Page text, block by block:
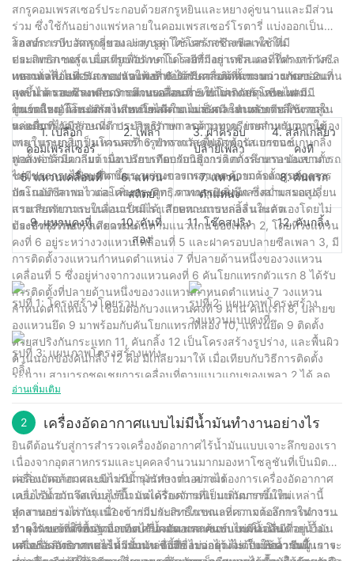
สกรูคอมเพรสเซอร์ประกอบด้วยสกรูหยินและหยางคู่ขนานและมีส่วน
ร่วม ซึ่งใช้กันอย่างแพร่หลายในคอมเพรสเซอร์โรตารี่ แบ่งออกเป็น
สองประเภท: สกรูเดี่ยวและสกรูคู่ โครงสร้างซีลเพลาใช้ใน
คอมเพรสเซอร์แบบสกรูเพื่อรักษาโครงสร้างการซีล และโครงสร้างซีล
เพลาทั่วไปไม่สามารถปรับให้เข้ากับการเคลื่อนที่ตามแนวแกนของแกน
เพลาได้ และแรงเสียดทานแบบเลื่อนภายในโครงสร้างซีลเพลามี
ขนาดใหญ่ โครงสร้างเสียหายได้ง่าย ไม่สะดวกสำหรับการใช้งานใน
ระยะยาว
โฮสต์การบีบอัดสกรูของ Jinyuan ใช้โครงสร้างซีลเพลาที่มี
ประสิทธิภาพสูง เมื่อเทียบกับเทคโนโลยีที่มีอยู่ แหวนคงที่ที่ทำจากวัสดุ
ทองแดงฟอสฟอรัส ทองแดงฟอสฟอรัสมีความต้านทานการกัดกร่อนที่
สูงขึ้น ความต้านทานการสึกหรอ ผลกระทบไม่เกิดประกายไฟ มี
ศูนย์กลางอัตโนมัติ สามารถโหลดในแนวรัศมี ในเวลาเดียวกัน การ
หล่อลื่นที่ไม่มีลักษณะการบำรุงรักษา ลดความเครียดตามแนวแกนของ
เพลา แกนกลิ้งเป็นโครงสร้างรูปทรงและพื้นผิวด้านนอกของแกนกลิ้ง
ถูกตั้งค่าด้วยเกลียว เมื่อเปรียบเทียบกับวิธีการติดตั้งระนาบ มันสามารถ
ชดเชยการเคลื่อนที่ตามแนวแกนของเพลา ลดความต้องการของการ
ประกอบซีลเพลา และเพิ่มประสิทธิภาพการปิดผนึก ซึ่งสามารถเปลี่ยน
แรงเสียดทานแบบเลื่อนเป็นแรงเสียดทานแบบกลิ้ง และลด
ประสิทธิภาพแรงเสียดทาน
แหวนเคลื่อนที่ 5 และแหวนคงที่ 6 ได้รับการติดตั้งระหว่างเพลา 2
และฝาครอบซีลเพลา 3 แหวนเคลื่อนที่ 5 ทำจากวัสดุโลหะผสม
ไทเทเนียม โลหะผสมไทเทเนียมมีความแข็งและทนต่อการสึกหรอสูง
และมีการกัดกร่อนที่ดี ประสิทธิภาพการต้านทาน ง่ายสำหรับการใช้
งานในระยะยาว แหวนคงที่ 6 ทำจากวัสดุฟอสฟอรัส บรอนซ์
ฟอสฟอรัสมีความต้านทานการกัดกร่อนสูงกว่า การสึกหรอของขาตั้ง
ไม่มีประกายไฟจะเกิดขึ้นระหว่างการกระแทก ด้วยการตั้งศูนย์กลาง
อัตโนมัติ ความไวต่อโครงกระดูก , ความจุแบริ่งเพลาสม่ำเสมอสูง,
สามารถรับภาระในแนวรัศมีได้, ลักษณะการหล่อลื่นในตัวเองโดยไม่
ต้องบำรุงรักษา, ลดความเค้นตามแนวแกนของเพลา 2, โดยที่วงแหวน
คงที่ 6 อยู่ระหว่างวงแหวนเคลื่อนที่ 5 และฝาครอบปลายซีลเพลา 3, มี
การติดตั้งวงแหวนกำหนดตำแหน่ง 7 ที่ปลายด้านหนึ่งของวงแหวน
เคลื่อนที่ 5 ซึ่งอยู่ห่างจากวงแหวนคงที่ 6 คันโยกแทรกตัวแรก 8 ได้รับ
การติดตั้งที่ปลายด้านหนึ่งของวงแหวนกำหนดตำแหน่ง 7 วงแหวน
กำหนดตำแหน่ง 7 เชื่อมต่อกับวงแหวนคงที่ 9 ผ่าน คันแรก 8, ปลายข
องแหวนยึด 9 มาพร้อมกับคันโยกแทรกที่สอง 10, แหวนยึด 9 ติดตั้ง
ด้วยสปริงกันกระแทก 11, คันกลิ้ง 12 เป็นโครงสร้างรูปร่าง, และพื้นผิว
ด้านนอกของคันกลิ้ง 12 คือ มีเกลียวมาให้ เมื่อเทียบกับวิธีการติดตั้ง
ระนาบ สามารถชดเชยการเคลื่อนที่ตามแนวแกนของเพลา 2 ได้ ลด
ข้อกำหนดในการประกอบซีลเพลา ขณะเดียวกันก็เพิ่มประสิทธิภาพ
การซีลให้แข็งแกร่งขึ้น
1. เปลือก
คอมเพรสเซอร์
2. เพลา
3. ฝาครอบ
ปลายเพลา
4. สลักเกลียว
คงที่
5. แหวนเคลื่อนที่
6. แหวน
สถิตย์
7. แหวน
ตำแหน่ง
8. คันแรก
9. แหวนคงที่
10. คันที่
สอง
11. โช๊คสปริง 12. คันกลิ้ง
รูปที่ 1: โครงสร้างโดยรวม
รูปที่ 2: แผนภาพโครงสร้าง
วงแหวนแบบคงที่
รูปที่ 3: แผนภาพโครงสร้างแท่ง
กลิ้ง
อ่านเพิ่มเติม
2 เครื่องอัดอากาศแบบไม่มีน้ำมันทำงานอย่างไร
ยินดีต้อนรับสู่การสำรวจเครื่องอัดอากาศไร้น้ำมันแบบเจาะลึกของเรา
เนื่องจากอุตสาหกรรมและบุคคลจำนวนมากมองหาโซลูชันที่เป็นมิตร
ต่อสิ่งแวดล้อมและมีการบำรุงรักษาต่ำ ความต้องการเครื่องอัดอากาศ
แบบไร้น้ำมันจึงเพิ่มสูงขึ้น แต่เครื่องจักรที่เป็นนวัตกรรมใหม่เหล่านี้
ทำงานอย่างไรกันแน่? เข้าร่วมกับเราในขณะที่เราเจาะลึกการทำงาน
ภายในของเครื่องอัดอากาศไร้น้ำมัน และค้นพบเทคโนโลยีที่อยู่เบื้อง
หลังประสิทธิภาพและความน่าเชื่อถือ ไม่ว่าคุณจะเป็นมืออาชีพผู้
เครื่องอัดอากาศแบบไม่มีน้ำมันทำงานอย่างไร
เครื่องอัดอากาศแบบไร้น้ำมันได้รับความนิยมเพิ่มมากขึ้นใน
อุตสาหกรรมต่างๆ เนื่องจากมีประสิทธิภาพและความต้องการในการ
บำรุงรักษาที่ต่ำกว่าเมื่อเทียบกับคอมเพรสเซอร์แบบหล่อลื่นด้วยน้ำมัน
แต่เครื่องอัดอากาศไร้น้ำมันเหล่านี้ทำงานอย่างไร ในบทความนี้ เราจะ
ทำความเข้าใจพื้นฐานของเครื่องอัดอากาศแบบไม่มีน้ำมัน
เครื่องอัดอากาศแบบไม่มีน้ำมัน ดังที่ชื่อบอกไว้ ไม่ต้องใช้น้ำมันในการ